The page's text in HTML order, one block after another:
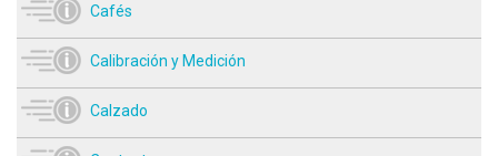
Cafés
Calibración y Medición
Calzado